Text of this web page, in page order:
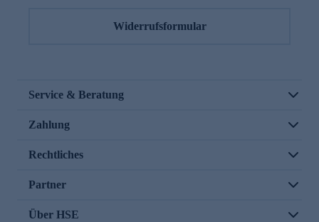
Widerrufsformular
Service & Beratung
Zahlung
Rechtliches
Partner
Über HSE